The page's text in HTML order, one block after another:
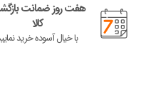
هفت روز ضمانت
کالا
با خیال آسوده خرید